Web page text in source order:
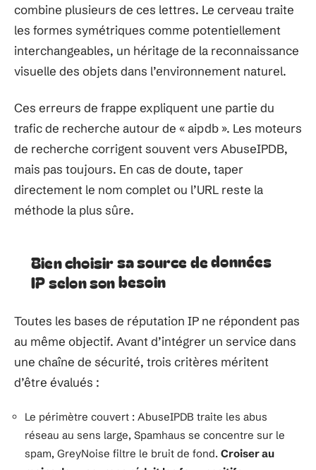
combine plusieurs de ces lettres. Le cerveau traite
les formes symétriques comme potentiellement
interchangeables, un héritage de la reconnaissance
visuelle des objets dans l’environnement naturel.
Ces erreurs de frappe expliquent une partie du
trafic de recherche autour de « aipdb ». Les moteurs
de recherche corrigent souvent vers AbuseIPDB,
mais pas toujours. En cas de doute, taper
directement le nom complet ou l’URL reste la
méthode la plus sûre.
Bien choisir sa source de données
IP selon son besoin
Toutes les bases de réputation IP ne répondent pas
au même objectif. Avant d’intégrer un service dans
une chaîne de sécurité, trois critères méritent
d’être évalués :
Le périmètre couvert : AbuseIPDB traite les abus
réseau au sens large, Spamhaus se concentre sur le
spam, GreyNoise filtre le bruit de fond. Croiser au